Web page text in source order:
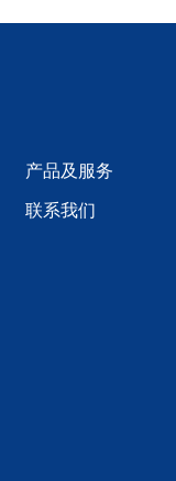
产品及服务
联系我们